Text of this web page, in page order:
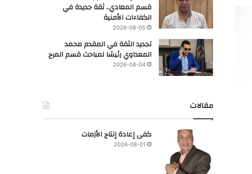
قسم المعادي.. ثقة جديدة في
الكفاءات الأمنية
2026-08-05
تجديد الثقة في المقدم محمد
المعداوي رئيسًا لمباحث قسم المرج
2026-08-04
مقالات
كفى إعادة إنتاج الأزمات
2026-08-01